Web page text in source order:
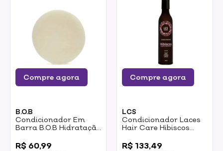
Compre agora
B.O.B
Condicionador Em
Barra B.O.B Hidratação
R$ 60,99
Compre agora
LCS
Condicionador Laces
Hair Care Hibiscos
240ml
R$ 133,49